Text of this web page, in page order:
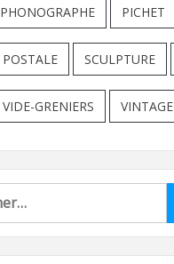
PHONOGRAPHE PICHET
POSTALE SCULPTURE
VIDE-GRENIERS VINTAGE